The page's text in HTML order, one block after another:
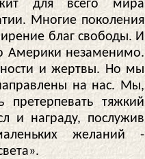
для всего мира
Многие поколения
благ свободы. И
Америки незаменимо.
и жертвы. Но мы
на нас. Мы,
тяжкий
награду, послужив
желаний -